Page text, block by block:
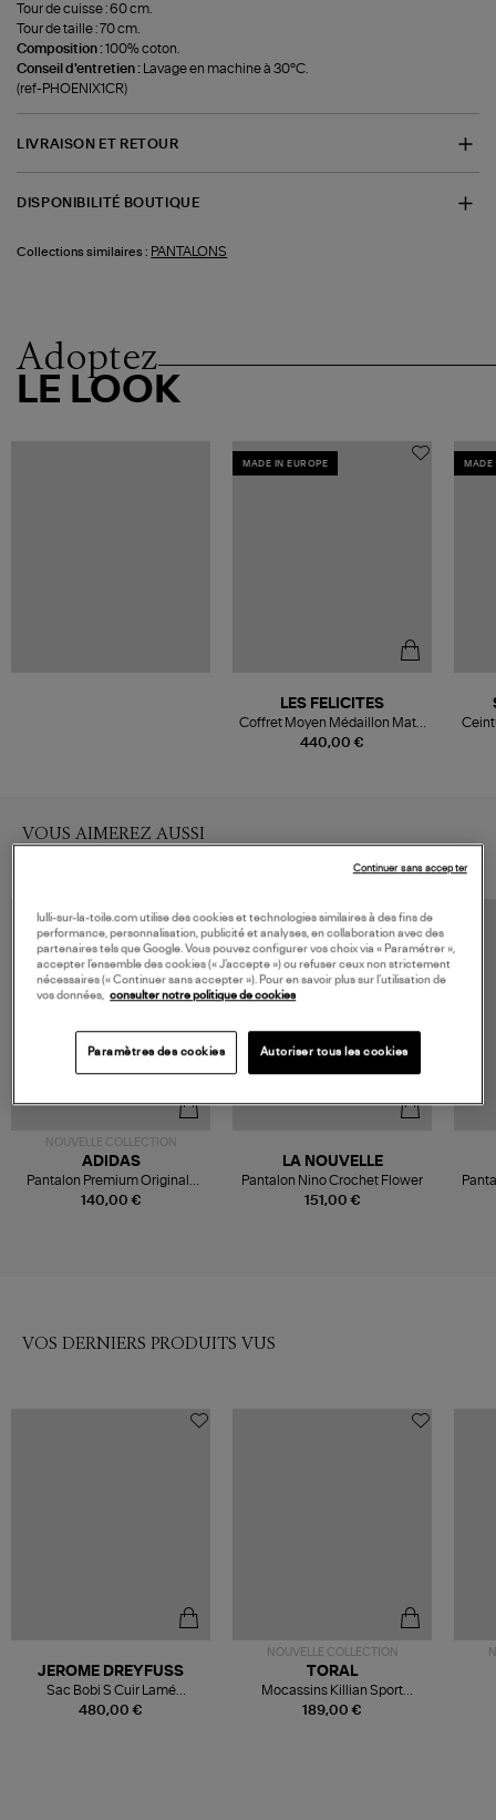
Tour de cuisse : 60 cm.
Tour de taille : 70 cm.
Composition :100% coton.
Conseil d'entretien :
Lavage en machine à 30°C.
(ref-PHOENIX1CR)
LIVRAISON ET RETOUR
DISPONIBILITÉ BOUTIQUE
Collections similaires : PANTALONS
Adoptez
LE LOOK
MADE IN EUROPE
440,00 €
LES FELICITES
Coffret Moyen Médaillon Mat 7
Pierres de Protection
MADE
VOUS AIMEREZ AUSSI
NOUVELLE COLLECTION
140,00 €
ADIDAS
Pantalon Premium Originals
Warm Vanilla/Team Victory
151,00 €
LA NOUVELLE
Pantalon Nino Crochet Flower
VOS DERNIERS PRODUITS VUS
480,00 €
JEROME DREYFUSS
Sac Bobi S Cuir Lamé
Champagne
NOUVELLE COLLECTION
189,00 €
TORAL
Mocassins Killian Sport
Mousse
lulli-sur-la-toile.com utilise des cookies et technologies similaires à des fins de
performance, personnalisation, publicité et analyses, en collaboration avec des
partenaires tels que Google. Vous pouvez configurer vos choix via « Paramétrer »,
accepter l’ensemble des cookies (« J’accepte ») ou refuser ceux non strictement
nécessaires (« Continuer sans accepter »). Pour en savoir plus sur l’utilisation de
vos données,
consulter notre politique de cookies
Paramètres des cookies Autoriser tous les cookies
Continuer sans accepter